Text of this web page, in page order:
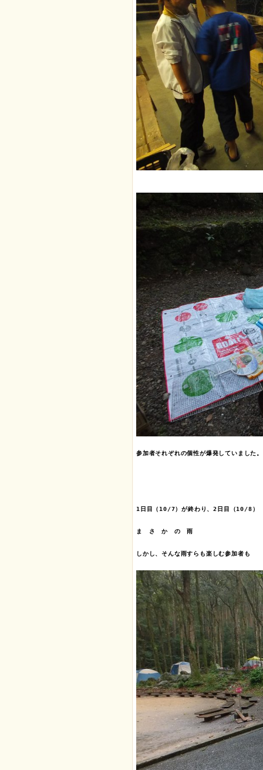
参加者それぞれの個性が爆発していました。
1日目（10/7）が終わり、2日目（10/8）
ま　さ　か　の　雨
しかし、そんな雨すらも楽しむ参加者も